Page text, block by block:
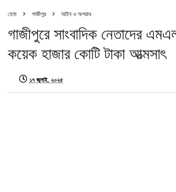
হোম গাজীপুর আইন ও অপরাধ
গাজীপুরে সাংবাদিক নেতাদের
কয়েক হাজার কোটি টাকা আত্মসাৎ
১৭ জুলাই, ২০২৫